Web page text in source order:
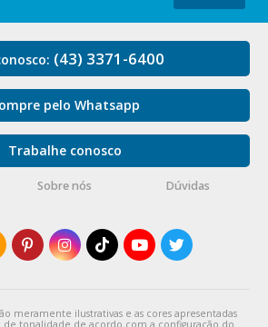
(43) 3371-6400
pelo Whatsapp
Trabalhe conosco
Sobre nós Dúvidas
meramente ilustrativas e as cores apresentadas
de tonalidade de acordo com a configuração do